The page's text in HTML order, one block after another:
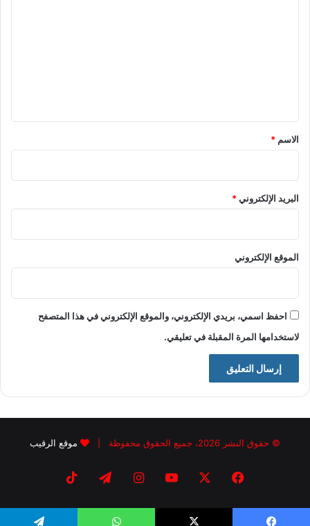
*
الاسم *
البريد الإلكتروني*
الموقع الإلكتروني
احفظ اسمي، بريدي الإلكتروني، والموقع الإلكتروني في هذا المتصفح
لاستخدامها المرة المقبلة في تعليقي.
© حقوق النشر 2026، جميع الحقوق محفوظة | موقع الرقيب
فيسبوك يوتيوبانستقرامتيلقرام